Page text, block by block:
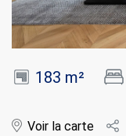
183 m²
Voir la carte